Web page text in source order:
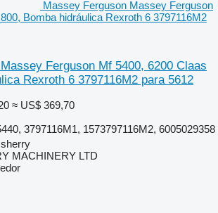
Massey Ferguson Massey Ferguson
Bomba hidráulica Rexroth 6 3797116M2
Ferguson Mf 5400, 6200 Claas
Rexroth 6 3797116M2 para 5612
≈ US$ 369,70
3797116M1, 1573797116M2, 6005029358
MACHINERY LTD